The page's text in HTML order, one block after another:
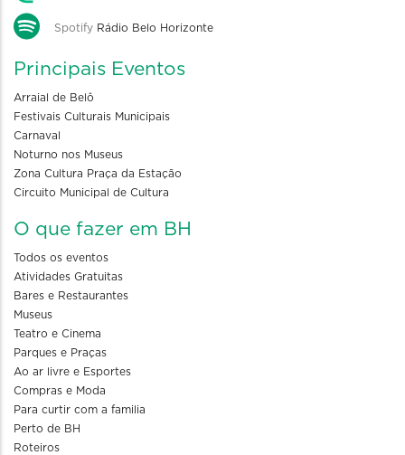
Spotify Rádio Belo Horizonte
Principais Eventos
Arraial de Belô
Festivais Culturais Municipais
Carnaval
Noturno nos Museus
Zona Cultura Praça da Estação
Circuito Municipal de Cultura
O que fazer em BH
Todos os eventos
Atividades Gratuitas
Bares e Restaurantes
Museus
Teatro e Cinema
Parques e Praças
Ao ar livre e Esportes
Compras e Moda
Para curtir com a familia
Perto de BH
Roteiros